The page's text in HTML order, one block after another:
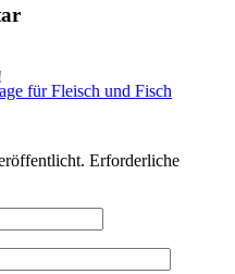
für Fleisch und Fisch
Erforderliche